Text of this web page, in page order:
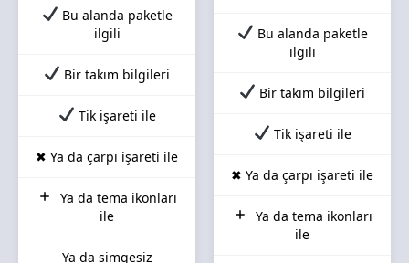
Bu alanda paketle
ilgili
Bir takım bilgileri
Tik işareti ile
✖ Ya da çarpı işareti ile
Ya da tema ikonları
ile
Ya da simgesiz
Bu alanda paketle
ilgili
Bir takım bilgileri
Tik işareti ile
✖ Ya da çarpı işareti ile
Ya da tema ikonları
ile